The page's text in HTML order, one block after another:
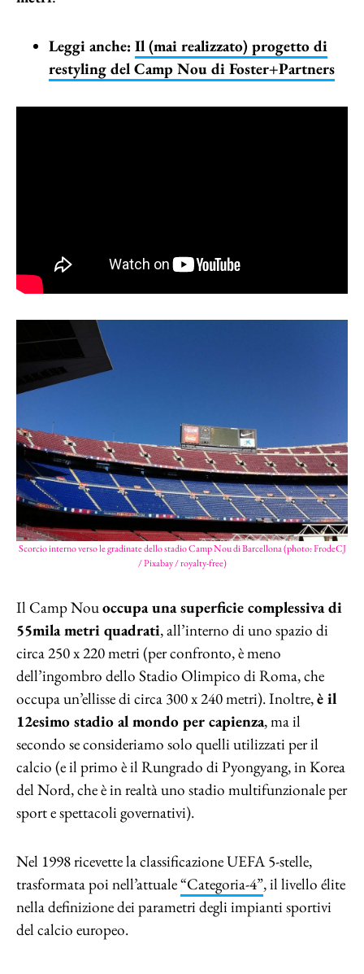
Leggi anche: Il (mai realizzato) progetto di
restyling del Camp Nou di Foster+Partners
Scorcio interno verso le gradinate dello stadio Camp Nou di Barcellona (photo: FrodeCJ
/ Pixabay / royalty-free)
Il Camp Nouoccupa una superficie complessiva di
55mila metri quadrati, all’interno di uno spazio di
circa 250 x 220 metri (per confronto, è meno
dell’ingombro dello Stadio Olimpico di Roma, che
occupa un’ellisse di circa 300 x 240 metri). Inoltre,è il
12esimo stadio al mondo per capienza, ma il
secondo se consideriamo solo quelli utilizzati per il
calcio (e il primo è il Rungrado di Pyongyang, in Korea
del Nord, che è in realtà uno stadio multifunzionale per
sport e spettacoli governativi).
Nel 1998 ricevette la classificazione UEFA 5-stelle,
trasformata poi nell’attuale“Categoria-4”, il livello élite
nella definizione dei parametri degli impianti sportivi
del calcio europeo.